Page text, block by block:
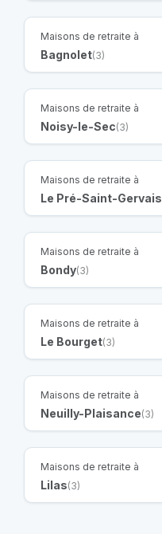
Maisons de retraite à
Bagnolet(3)
Maisons de retraite à
Noisy-le-Sec(3)
Maisons de retraite à
Le Pré-Saint-Gervais
Maisons de retraite à
Bondy(3)
Maisons de retraite à
Le Bourget(3)
Maisons de retraite à
Neuilly-Plaisance(3)
Maisons de retraite à
Lilas(3)